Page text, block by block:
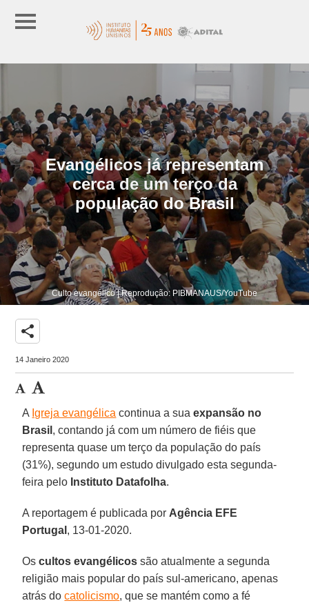
Evangélicos já representam
cerca de um terço da
população do Brasil
Culto evangélico | Reprodução: PIBMANAUS/YouTube
share
14 Janeiro 2020
A Igreja evangélica continua a suaexpansão no
Brasil , contando já com um número de fiéis que
representa quase um terço da população do país
(31%), segundo um estudo divulgado esta segunda-
feira pelo Instituto Datafolha.
A reportagem é publicada por Agência EFE
Portugal , 13-01-2020.
Oscultos evangélicos são atualmente a segunda
religião mais popular do país sul-americano, apenas
atrás docatolicismo, que se mantém como a fé